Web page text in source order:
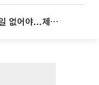
李대통령 “청년이 결혼 망설이는 일 없어야...제도상 불이익 조사”